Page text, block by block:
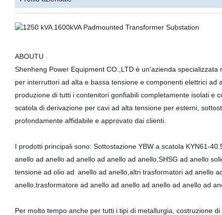
ABOUTU
Shenheng Power Equipment CO.,LTD è un'azienda
per interruttori ad alta e bassa tensione e componenti elettrici
produzione di tutti i contenitori gonfiabili completamente isolati e
scatola di derivazione per cavi ad alta tensione per esterni,
profondamente affidabile e approvato dai clienti.
I prodotti principali sono: Sottostazione YBW a scatola KYN61-
anello ad anello ad anello ad anello ad anello,SHSG ad anello
tensione ad olio ad anello ad anello,altri trasformatori ad anello
anello,trasformatore ad anello ad anello ad anello ad anello ad
Per molto tempo anche per tutti i tipi di metallurgia , costruzione